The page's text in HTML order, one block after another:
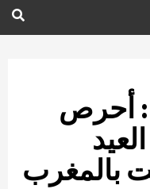
: أحرص
بالمغرب